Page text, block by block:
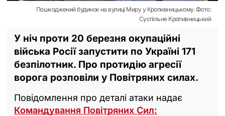
Пошкоджений будинок на вулиці Миру у Кропивницькому. Фото:
Суспільне Кропивницький
У ніч проти 20 березня окупаційні
війська Росії запустити по Україні 171
безпілотник. Про протидію агресії
ворога розповіли у Повітряних силах.
Повідомлення про деталі атаки надає
Командування Повітряних Сил: